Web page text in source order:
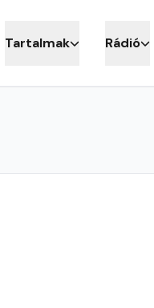
Tartalmak Rádió